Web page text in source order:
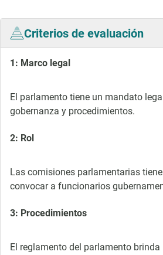
Criterios de evaluación
1: Marco legal
El parlamento tiene un mandato
gobernanza y procedimientos.
2: Rol
Las comisiones parlamentarias
convocar a funcionarios
3: Procedimientos
El reglamento del parlamento